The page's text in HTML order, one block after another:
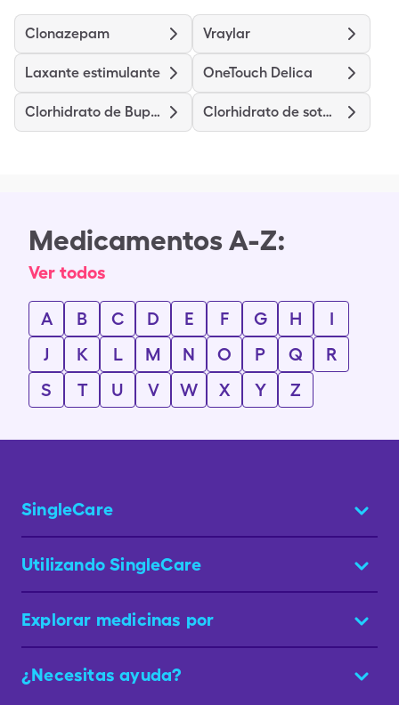
Clonazepam Vraylar
Laxante estimulante OneTouch Delica
Clorhidrato de Bupropión Clorhidrato de sotalol
Medicamentos A-Z:
Ver todos
A B C D E F G H
I
J
K L M N O P Q
R
S
T U V W X Y Z
SingleCare
Utilizando SingleCare
Explorar medicinas por
¿Necesitas ayuda?